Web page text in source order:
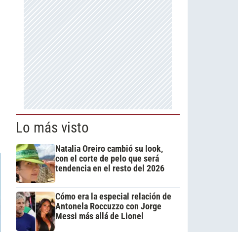
Lo más visto
Natalia Oreiro cambió su look,
con el corte de pelo que será
tendencia en el resto del 2026
Cómo era la especial relación de
Antonela Roccuzzo con Jorge
Messi más allá de Lionel